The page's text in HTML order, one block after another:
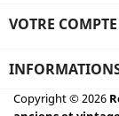
VOTRE COMPTE
Copyright © 2026